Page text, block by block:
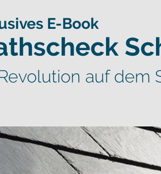
E-Book
auf dem